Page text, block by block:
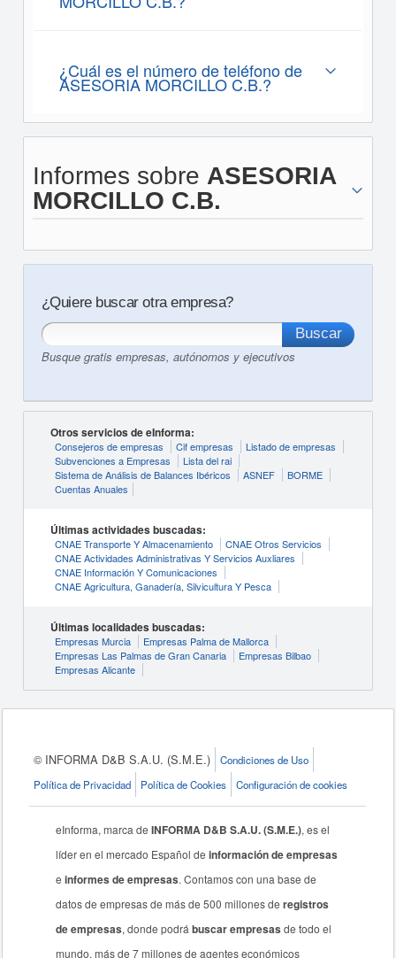
¿Cuál es el número de teléfono de
ASESORIA MORCILLO C.B.?
Informes sobre ASESORIA
MORCILLO C.B.
¿Quiere buscar otra empresa?
Busque gratis empresas, autónomos y ejecutivos
Otros servicios de eInforma:
Consejeros de empresas Cif empresas
Listado de empresas
Subvenciones a Empresas
Lista del rai
Sistema de Análisis de Balances Ibéricos
ASNEF
BORME
Cuentas Anuales
Últimas actividades buscadas:
CNAE Transporte Y Almacenamiento
CNAE Otros Servicios
CNAE Actividades Administrativas Y Servicios Auxliares
CNAE Información Y Comunicaciones
CNAE Agricultura, Ganadería, Silvicultura Y Pesca
Últimas localidades buscadas:
Empresas Murcia
Empresas Palma de Mallorca
Empresas Las Palmas de Gran Canaria
Empresas Bilbao
Empresas Alicante
© INFORMA D&B S.A.U. (S.M.E.)
Condiciones de Uso
Política de Privacidad
Política de Cookies Configuración de cookies
eInforma, marca deINFORMA D&B S.A.U. (S.M.E.), es el
líder en el mercado Español deinformación de empresas
einformes de empresas. Contamos con una base de
datos de empresas de más de 500 millones deregistros
de empresas, donde podrábuscar empresas de todo el
mundo, más de 7 millones de agentes económicos